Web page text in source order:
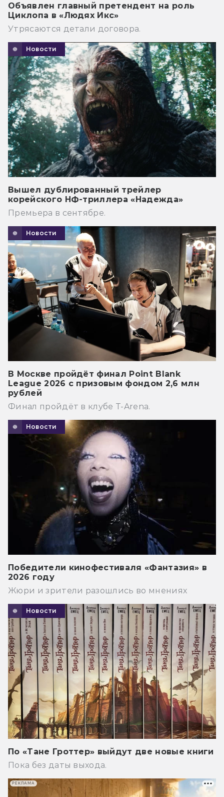
Объявлен главный претендент на роль
Циклопа в «Людях Икс»
Утрясаются детали договора.
Новости
Вышел дублированный трейлер
корейского НФ-триллера «Надежда»
Премьера в сентябре.
Новости
В Москве пройдёт финал Point Blank
League 2026 с призовым фондом 2,6 млн
рублей
Финал пройдёт в клубе T-Arena.
Новости
Победители кинофестиваля «Фантазия» в
2026 году
Жюри и зрители разошлись во мнениях
Новости
По «Тане Гроттер» выйдут две новые книги
Пока без даты выхода.
РЕКЛАМА